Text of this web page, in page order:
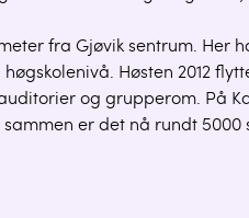
fra Gjøvik sentrum. Her
Høsten 2012
og grupperom. På
er det nå rundt 5000